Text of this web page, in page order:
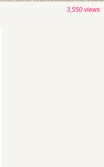
3,550 views